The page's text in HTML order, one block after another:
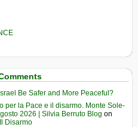
Be Safer and More Peaceful?
per la Pace e il disarmo. Monte Sole-
2026 | Silvia Berruto Blog on
Disarmo